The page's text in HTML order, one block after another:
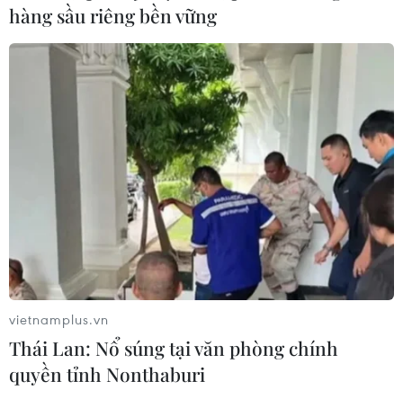
xã Đông Hội, huyện Đông Anh, thành phố Hà Nội. (Ảnh: Minh
Hiếu/Vietnam+)
(Vietnam+)
hàng sầu riêng bền vững
vietnamplus.vn
Thái Lan: Nổ súng tại văn phòng chính
quyền tỉnh Nonthaburi